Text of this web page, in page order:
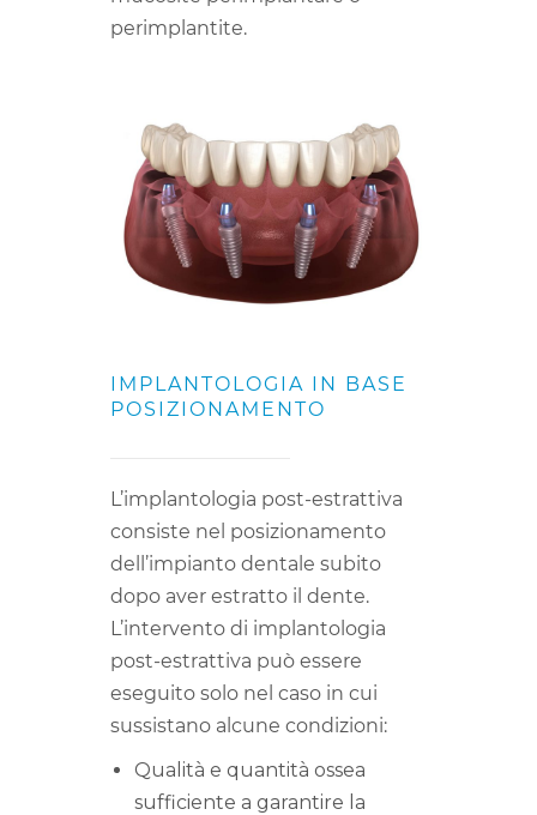
perimplantite.
IMPLANTOLOGIA IN BASE
POSIZIONAMENTO
L’implantologia post-estrattiva
consiste nel posizionamento
dell’impianto dentale subito
dopo aver estratto il dente.
L’intervento di implantologia
post-estrattiva può essere
eseguito solo nel caso in cui
sussistano alcune condizioni:
Qualità e quantità ossea
sufficiente a garantire la